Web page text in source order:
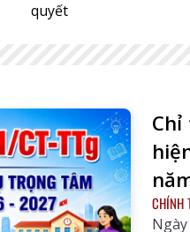
quyết
Chỉ
CHÍNH